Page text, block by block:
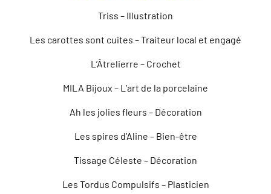
Triss – Illustration
Les carottes sont cuites – Traiteur local et engagé
L’Âtrelierre – Crochet
MILA Bijoux – L’art de la porcelaine
Ah les jolies fleurs – Décoration
Les spires d’Aline – Bien-être
Tissage Céleste – Décoration
Les Tordus Compulsifs – Plasticien